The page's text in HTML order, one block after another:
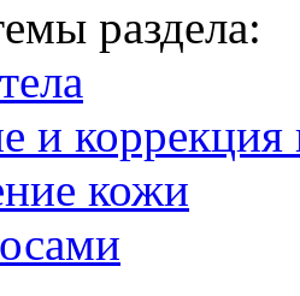
раздела:
и коррекция
кожи